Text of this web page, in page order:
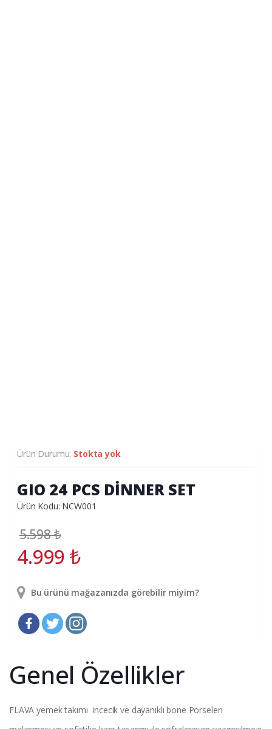
Ürün Durumu: Stokta yok
GIO 24 PCS DİNNER SET
Ürün Kodu: NCW001
5.598₺
4.999₺
Bu ürünü mağazanızda görebilir miyim?
Genel Özellikler
FLAVA yemek takımı incecik ve dayanıklı bone Porselen